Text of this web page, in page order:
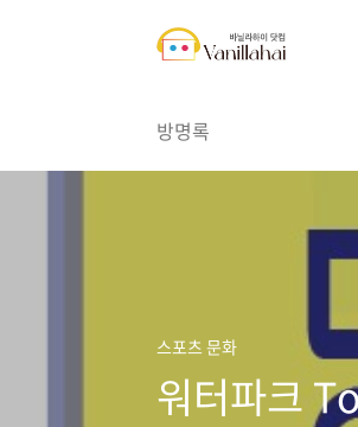
방명록
스포츠 문화
워터파크